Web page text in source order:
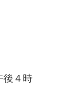
後４時